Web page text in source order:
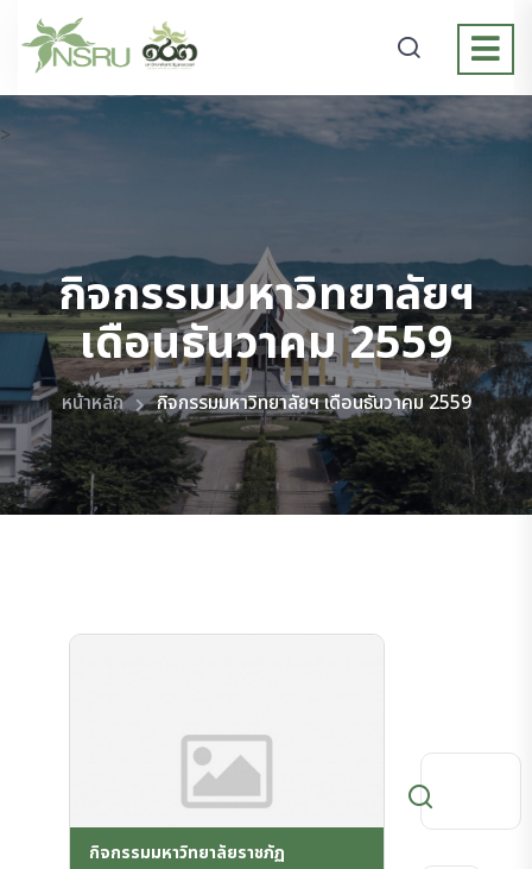
>
กิจกรรมมหาวิทยาลัยฯ
เดือนธันวาคม 2559
หน้าหลัก กิจกรรมมหาวิทยาลัยฯ เดือนธันวาคม 2559
กิจกรรมมหาวิทยาลัยราชภัฏ